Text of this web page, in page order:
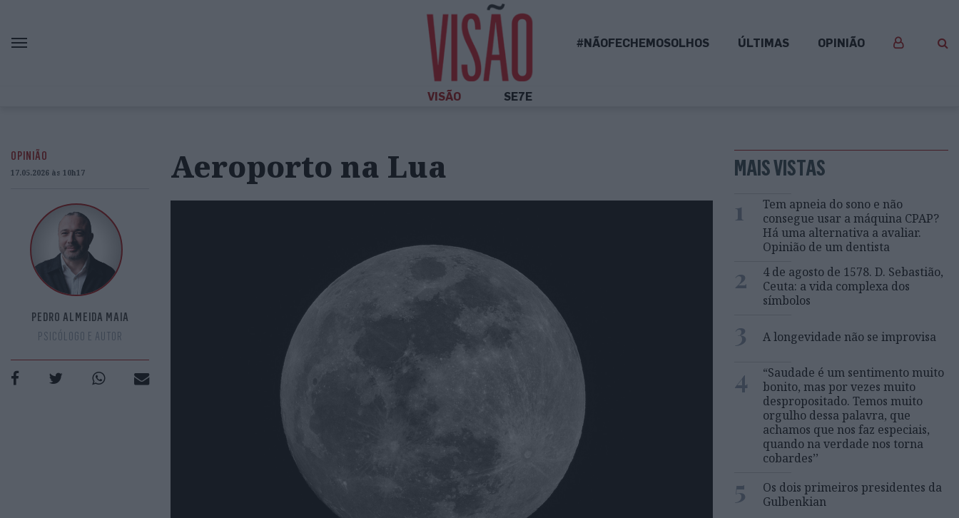
#NÃOFECHEMOSOLHOS ÚLTIMAS OPINIÃO
VISÃO SE7E
OPINIÃO
17.05.2026 às 10h17
PEDRO ALMEIDA MAIA
PSICÓLOGO E AUTOR
Aeroporto na Lua MAIS VISTAS
1
Tem apneia do sono e não
consegue usar a máquina CPAP?
Há uma alternativa a avaliar.
Opinião de um dentista
2
4 de agosto de 1578. D. Sebastião,
Ceuta: a vida complexa dos
símbolos
3 A longevidade não se improvisa
4
“Saudade é um sentimento muito
bonito, mas por vezes muito
despropositado. Temos muito
orgulho dessa palavra, que
achamos que nos faz especiais,
quando na verdade nos torna
cobardes’’
5
Os dois primeiros presidentes da
Gulbenkian